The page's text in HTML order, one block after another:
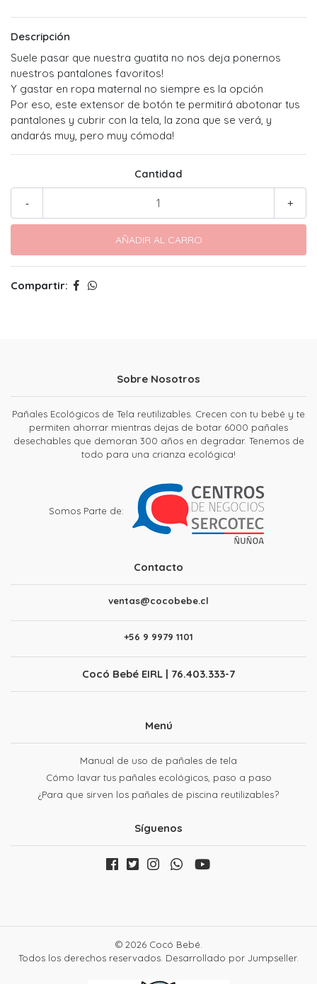
Descripción
Suele pasar que nuestra guatita no nos deja ponernos
nuestros pantalones favoritos!
Y gastar en ropa maternal no siempre es la opción
Por eso, este extensor de botón te permitirá abotonar tus
pantalones y cubrir con la tela, la zona que se verá, y
andarás muy, pero muy cómoda!
Cantidad
+
-
Compartir:
Sobre Nosotros
Pañales Ecológicos de Tela reutilizables. Crecen con tu bebé y te
permiten ahorrar mientras dejas de botar 6000 pañales
desechables que demoran 300 años en degradar. Tenemos de
todo para una crianza ecológica!
Somos Parte de:
Contacto
ventas@cocobebe.cl
+56 9 9979 1101
Cocó Bebé EIRL | 76.403.333-7
Menú
Manual de uso de pañales de tela
Cómo lavar tus pañales ecológicos, paso a paso
¿Para que sirven los pañales de piscina reutilizables?
Síguenos
© 2026 Cocó Bebé.
Todos los derechos reservados. Desarrollado por Jumpseller.